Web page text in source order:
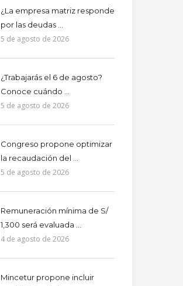
¿La empresa matriz responde
por las deudas ...
5 de agosto de 2026
¿Trabajarás el 6 de agosto?
Conoce cuándo ...
5 de agosto de 2026
Congreso propone optimizar
la recaudación del ...
5 de agosto de 2026
Remuneración mínima de S/
1,300 será evaluada ...
4 de agosto de 2026
Mincetur propone incluir